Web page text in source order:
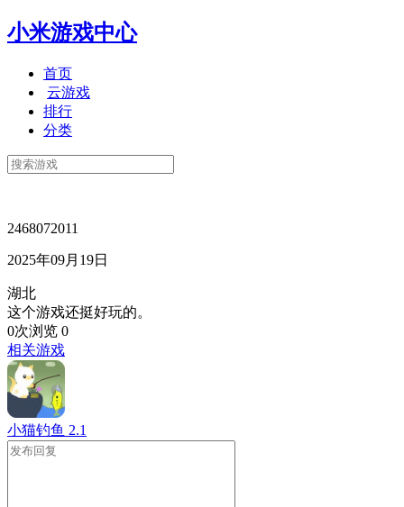
小米游戏中心
首页
云游戏
排行
分类
2468072011
2025年09月19日
湖北
这个游戏还挺好玩的。
0次浏览 0
相关游戏
小猫钓鱼 2.1